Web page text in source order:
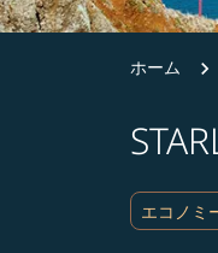
ホーム
エコノミ
ルート (